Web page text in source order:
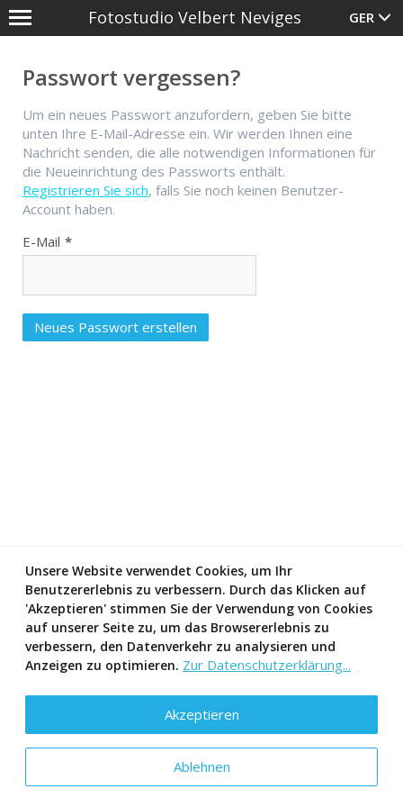
Fotostudio Velbert Neviges GER
Passwort vergessen?
Um ein neues Passwort anzufordern, geben Sie bitte
unten Ihre E-Mail-Adresse ein. Wir werden Ihnen eine
Nachricht senden, die alle notwendigen Informationen für
die Neueinrichtung des Passworts enthält.
Registrieren Sie sich, falls Sie noch keinen Benutzer-
Account haben.
E-Mail
Neues Passwort erstellen
Unsere Website verwendet Cookies, um Ihr
Benutzererlebnis zu verbessern. Durch das Klicken auf
'Akzeptieren' stimmen Sie der Verwendung von Cookies
auf unserer Seite zu, um das Browsererlebnis zu
verbessern, den Datenverkehr zu analysieren und
Anzeigen zu optimieren. Zur Datenschutzerklärung...
Ablehnen
Akzeptieren
Anmelden
Füllen Sie bitte die folgenden Felder
aus, um sich anzumelden.
keinen Benutzer-Account haben.
E-Mail-Adresse
Angemeldet bleiben
Anmelden